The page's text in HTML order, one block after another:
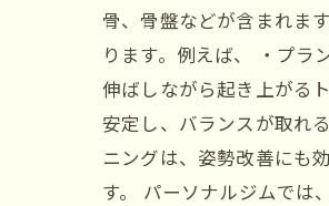
骨、骨盤などが含まれま
ります。例えば、 ・プ
伸ばしながら起き上がる
安定し、バランスが取れ
ニングは、姿勢改善にも
す。 パーソナルジムでは